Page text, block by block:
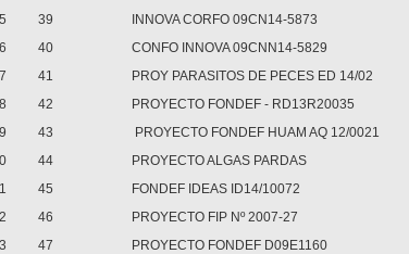
39
INNOVA CORFO 09CN14-5873
40
CONFO INNOVA 09CNN14-5829
41
PROY PARASITOS DE PECES ED 14/02
42
PROYECTO FONDEF - RD13R20035
43
PROYECTO FONDEF HUAM AQ 12/0021
44
PROYECTO ALGAS PARDAS
45
FONDEF IDEAS ID14/10072
46
PROYECTO FIP Nº 2007-27
47
PROYECTO FONDEF D09E1160